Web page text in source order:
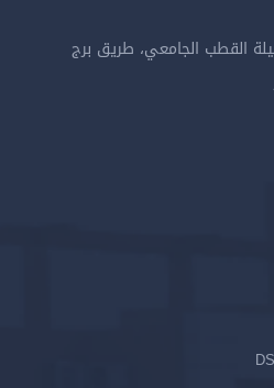
القطب الجامعي، طريق برج